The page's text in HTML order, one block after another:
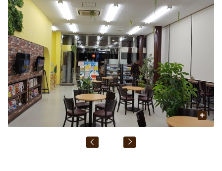
+